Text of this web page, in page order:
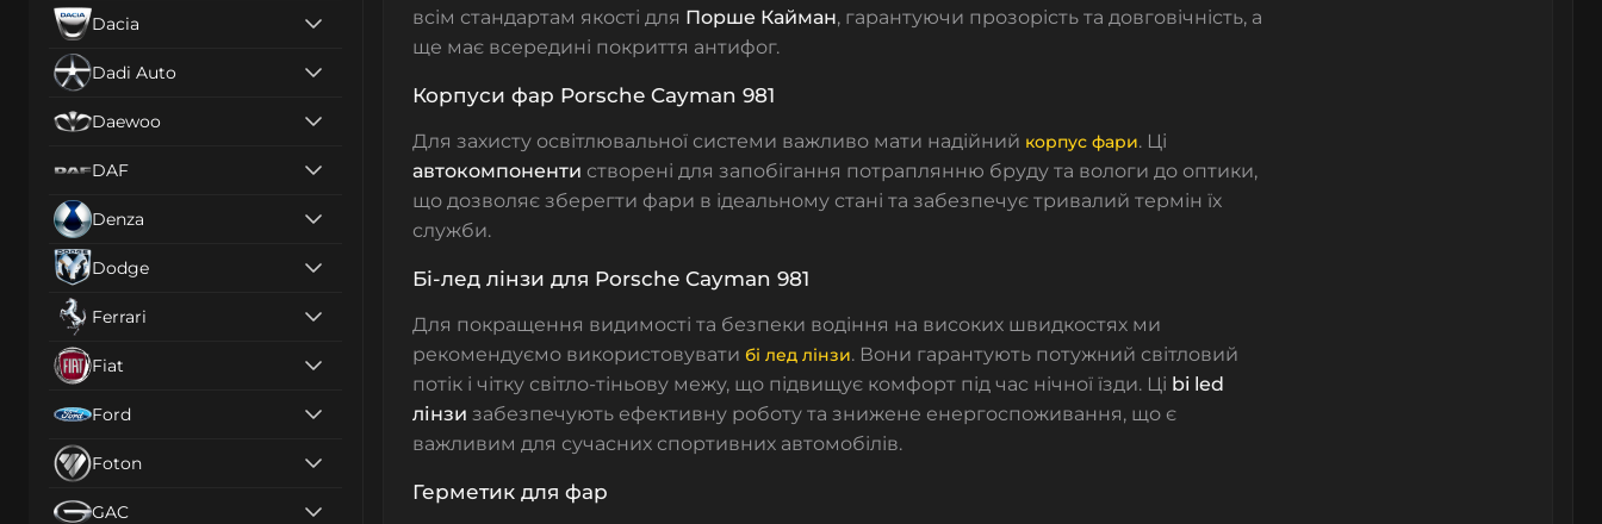
Dacia
Dadi Auto
Daewoo
DAF
Denza
Dodge
Ferrari
Fiat
Ford
Foton
GAC
всім стандартам якості для Порше Кайман, гарантуючи прозорість та довговічність, а
ще має всередині покриття антифог.
Корпуси фар Porsche Cayman 981
Для захисту освітлювальної системи важливо мати надійний корпус фари. Ці
автокомпоненти створені для запобігання потраплянню бруду та вологи до оптики,
що дозволяє зберегти фари в ідеальному стані та забезпечує тривалий термін їх
служби.
Бі-лед лінзи для Porsche Cayman 981
Для покращення видимості та безпеки водіння на високих швидкостях ми
рекомендуємо використовувати бі лед лінзи. Вони гарантують потужний світловий
потік і чітку світло-тіньову межу, що підвищує комфорт під час нічної їзди. Ці bi led
лінзи забезпечують ефективну роботу та знижене енергоспоживання, що є
важливим для сучасних спортивних автомобілів.
Герметик для фар